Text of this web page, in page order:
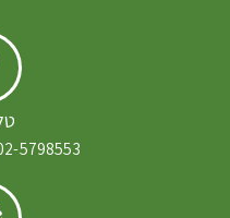
5798553 | 0502-270497